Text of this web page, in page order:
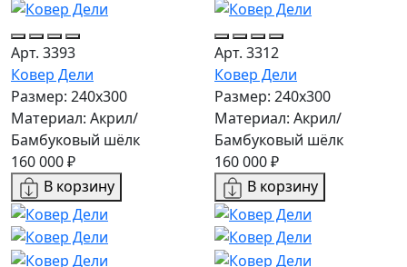
Арт. 3393
Ковер Дели
Размер: 240х300
Материал: Акрил/
Бамбуковый шёлк
160 000 ₽
В корзину
Арт. 3312
Ковер Дели
Размер: 240х300
Материал: Акрил/
Бамбуковый шёлк
160 000 ₽
В корзину